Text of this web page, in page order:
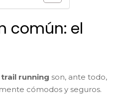
común: el
running son, ante todo,
cómodos y seguros.